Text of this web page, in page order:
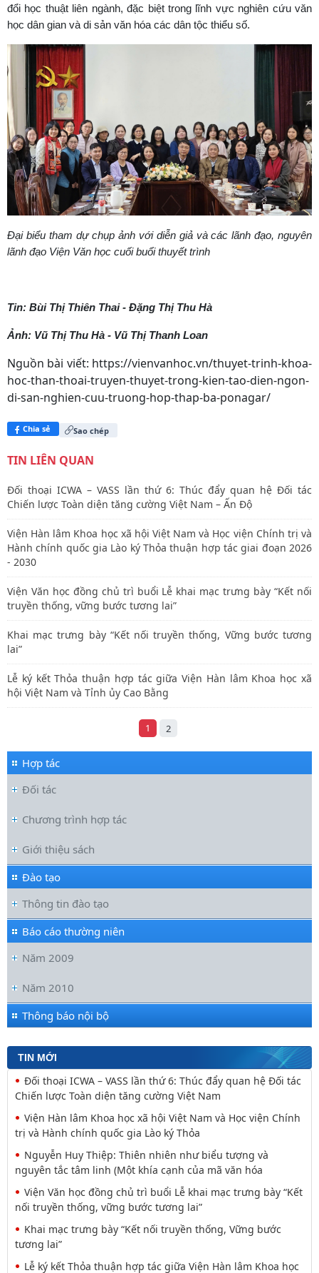
đổi học thuật liên ngành, đặc biệt trong lĩnh vực nghiên cứu văn
học dân gian và di sản văn hóa các dân tộc thiểu số.
Đại biểu tham dự chụp ảnh với diễn giả và các lãnh đạo, nguyên
lãnh đạo Viện Văn học cuối buổi thuyết trình
Tin: Bùi Thị Thiên Thai - Đặng Thị Thu Hà
Ảnh: Vũ Thị Thu Hà - Vũ Thị Thanh Loan
Nguồn bài viết: https://vienvanhoc.vn/thuyet-trinh-khoa-
hoc-than-thoai-truyen-thuyet-trong-kien-tao-dien-ngon-
di-san-nghien-cuu-truong-hop-thap-ba-ponagar/
Chia sẻ Sao chép
TIN LIÊN QUAN
Đối thoại ICWA – VASS lần thứ 6: Thúc đẩy quan hệ Đối tác
Chiến lược Toàn diện tăng cường Việt Nam – Ấn Độ
Viện Hàn lâm Khoa học xã hội Việt Nam và Học viện Chính trị và
Hành chính quốc gia Lào ký Thỏa thuận hợp tác giai đoạn 2026
- 2030
Viện Văn học đồng chủ trì buổi Lễ khai mạc trưng bày “Kết nối
truyền thống, vững bước tương lai”
Khai mạc trưng bày “Kết nối truyền thống, Vững bước tương
lai”
Lễ ký kết Thỏa thuận hợp tác giữa Viện Hàn lâm Khoa học xã
hội Việt Nam và Tỉnh ủy Cao Bằng
1 2
Hợp tác
Đối tác
Chương trình hợp tác
Giới thiệu sách
Đào tạo
Thông tin đào tạo
Báo cáo thường niên
Năm 2009
Năm 2010
Thông báo nội bộ
TIN MỚI
Đối thoại ICWA – VASS lần thứ 6: Thúc đẩy quan hệ Đối tác
Viện Hàn lâm Khoa học xã hội Việt Nam và Học viện Chính
trị và Hành chính quốc gia Lào ký Thỏa
nguyên tắc tâm linh (Một khía cạnh của mã văn hóa
Viện Văn học đồng chủ trì buổi Lễ khai mạc trưng bày “Kết
nối truyền thống, vững bước tương lai”
tương lai”
xã hội Việt Nam và Tỉnh ủy Cao Bằng
Tiểu ban Văn hóa - Xã hội - Văn học, nghệ
- Vững bước tương lai”